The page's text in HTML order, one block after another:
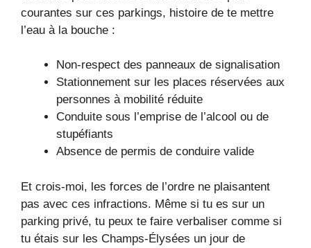
courantes sur ces parkings, histoire de te mettre
l’eau à la bouche :
Non-respect des panneaux de signalisation
Stationnement sur les places réservées aux
personnes à mobilité réduite
Conduite sous l’emprise de l’alcool ou de
stupéfiants
Absence de permis de conduire valide
Et crois-moi, les forces de l’ordre ne plaisantent
pas avec ces infractions. Même si tu es sur un
parking privé, tu peux te faire verbaliser comme si
tu étais sur les Champs-Élysées un jour de